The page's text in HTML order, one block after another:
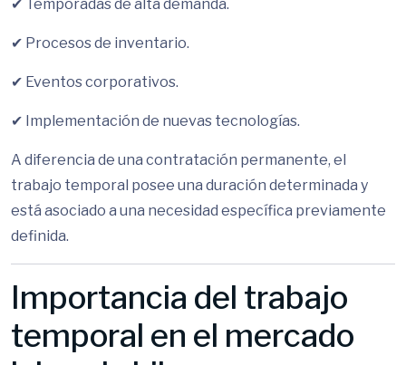
✔ Temporadas de alta demanda.
✔ Procesos de inventario.
✔ Eventos corporativos.
✔ Implementación de nuevas tecnologías.
A diferencia de una contratación permanente, el
trabajo temporal posee una duración determinada y
está asociado a una necesidad específica previamente
definida.
Importancia del trabajo
temporal en el mercado